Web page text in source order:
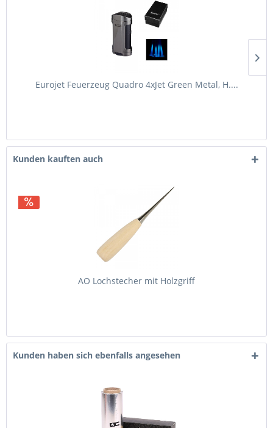
Eurojet Feuerzeug Quadro 4xJet Green Metal, H....
Kunden kauften auch
AO Lochstecher mit Holzgriff
Kunden haben sich ebenfalls angesehen